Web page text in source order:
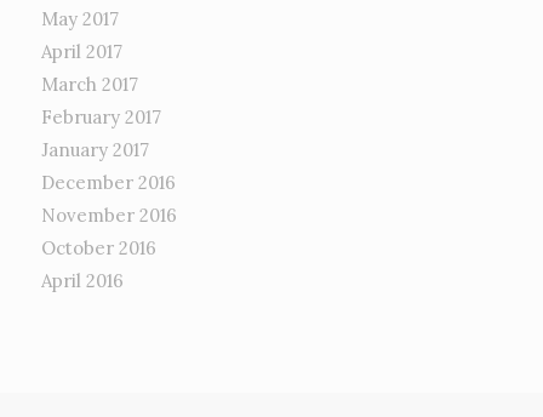
May 2017
April 2017
March 2017
February 2017
January 2017
December 2016
November 2016
October 2016
April 2016